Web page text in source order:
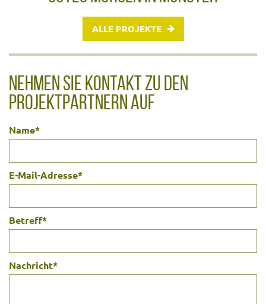
ALLE PROJEKTE
NEHMEN SIE KONTAKT ZU DEN
PROJEKTPARTNERN AUF
Name*
E-Mail-Adresse*
Betreff*
Nachricht*